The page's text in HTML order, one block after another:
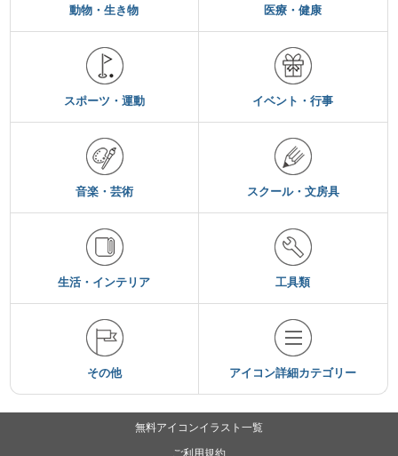
動物・生き物 医療・健康
スポーツ・運動 イベント・行事
音楽・芸術 スクール・文房具
生活・インテリア 工具類
その他 アイコン詳細カテゴリー
無料アイコンイラスト一覧
ご利用規約